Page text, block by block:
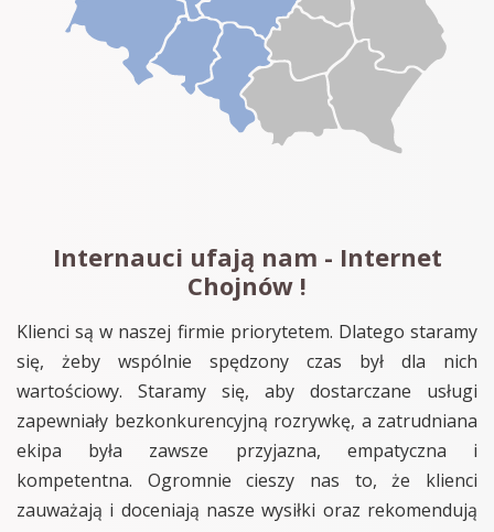
Internauci ufają nam - Internet
Chojnów !
Klienci są w naszej firmie priorytetem. Dlatego staramy
się, żeby wspólnie spędzony czas był dla nich
wartościowy. Staramy się, aby dostarczane usługi
zapewniały bezkonkurencyjną rozrywkę, a zatrudniana
ekipa była zawsze przyjazna, empatyczna i
kompetentna. Ogromnie cieszy nas to, że klienci
zauważają i doceniają nasze wysiłki oraz rekomendują